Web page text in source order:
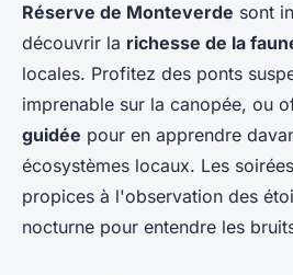
Réserve de Monteverde sont
découvrir la richesse de la
locales. Profitez des ponts
imprenable sur la canopée, ou
guidée pour en apprendre
écosystèmes locaux. Les
propices à l'observation des
nocturne pour entendre les